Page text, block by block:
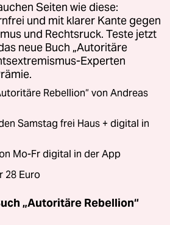
Seiten wie diese:
und mit klarer Kante gegen
und Rechtsruck. Teste jetzt
neue Buch „Autoritäre
Experten
Rebellion“ von Andreas
Samstag frei Haus + digital in
Mo-Fr digital in der App
28 Euro
„Autoritäre Rebellion“